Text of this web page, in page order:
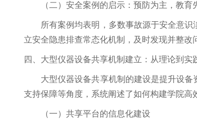
（二）安全案例的启示：预防为主，教育
所有案例均表明，多数事故源于安全意
立安全隐患排查常态化机制，及时发现并整改
四、大型仪器设备共享机制建立：从理论到实
大型仪器设备共享机制的建设是提升设
支持保障等角度，系统阐述了如何构建学院高
（一）共享平台的信息化建设